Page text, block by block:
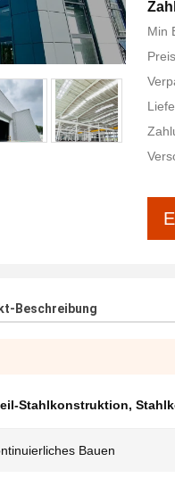
Min
Beschreibung
Stahlkonstruktion,
Bauen